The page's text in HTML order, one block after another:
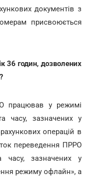
документів з
присвоюється
36 годин, дозволених
працював у режимі
часу, зазначених у
операцій в
переведення ПРРО
зазначених у
режиму офлайн», а